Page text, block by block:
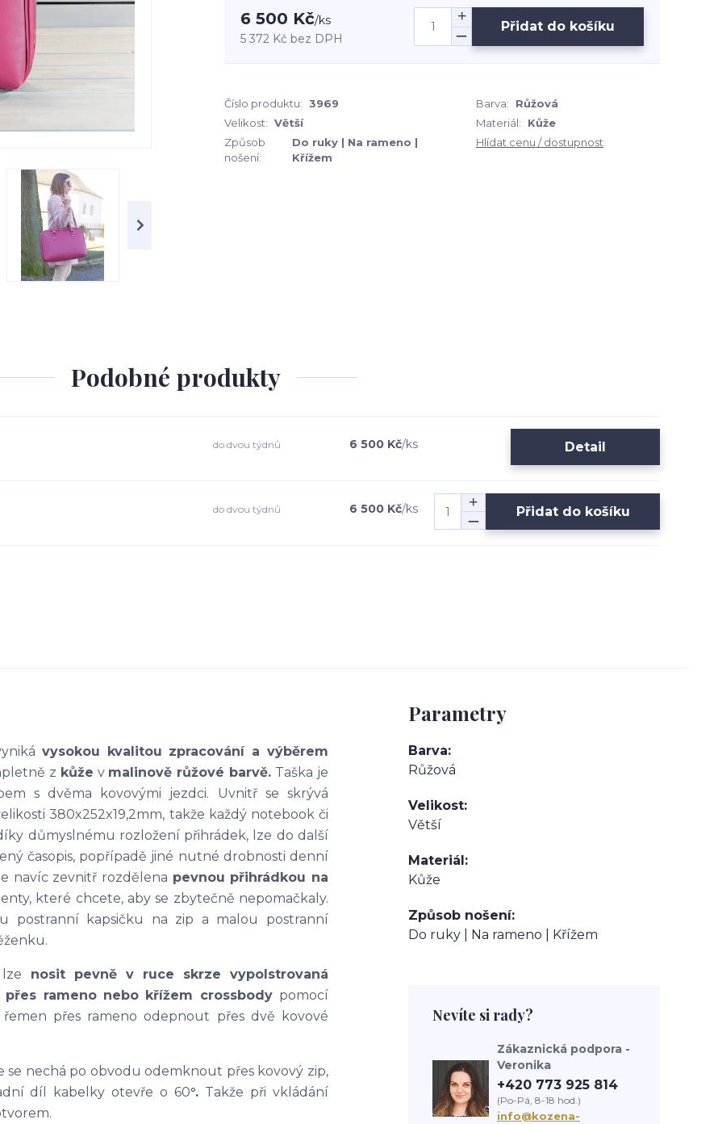
6 500 Kč/ks
5 372 Kč bez DPH
Přidat do košíku
Číslo produktu: 3969 Barva:
Růžová
Velikost: Větší Materiál:
Kůže
Způsob
nošení:
Do ruky | Na rameno |
Křížem
Hlídat cenu / dostupnost
Podobné produkty
6 500 Kč/ks
do dvou týdnů Detail
6 500 Kč/ks
do dvou týdnů Přidat do košíku
vysokou kvalitou zpracování a výběrem
z kůže v malinově růžové barvě. Taška je
s dvěma kovovými jezdci. Uvnitř se skrývá
380x252x19,2mm, takže každý notebook či
důmyslnému rozložení přihrádek, lze do další
časopis, popřípadě jiné nutné drobnosti denní
navíc zevnitř rozdělena pevnou přihrádkou na
které chcete, aby se zbytečně nepomačkaly.
postranní kapsičku na zip a malou postranní
nosit pevně v ruce skrze vypolstrovaná
přes rameno nebo křížem crossbody pomocí
přes rameno odepnout přes dvě kovové
nechá po obvodu odemknout přes kovový zip,
díl kabelky otevře o 60°. Takže při vkládání
Parametry
Barva
Růžová
Velikost
Větší
Materiál
Kůže
Způsob nošení
Do ruky | Na rameno | Křížem
Nevíte si rady?
Zákaznická podpora -
Veronika
+420 773 925 814
(Po-Pá, 8-18 hod.)
info@kozena-